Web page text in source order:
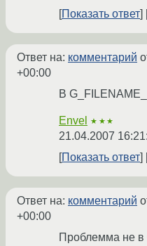
Показать ответ
Ответ на: комментарий
+00:00
В
Envel ★★★
21.04.2007
Показать ответ
Ответ на: комментарий
+00:00
Проблемма не в